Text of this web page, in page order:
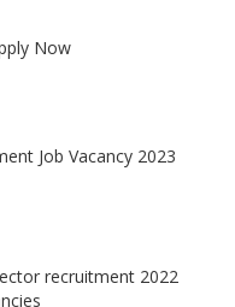
Now
Job Vacancy 2023
recruitment 2022